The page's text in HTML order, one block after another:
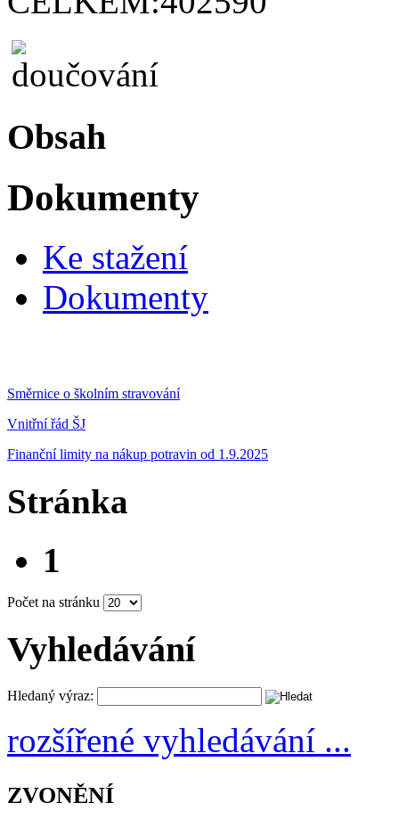
Obsah
Dokumenty
Ke stažení
Dokumenty
Směrnice o školním stravování
Vnitřní řád ŠJ
Finanční limity na nákup potravin od 1.9.2025
Stránka
1
Počet na stránku
Vyhledávání
Hledaný výraz:
rozšířené vyhledávání ...
ZVONĚNÍ